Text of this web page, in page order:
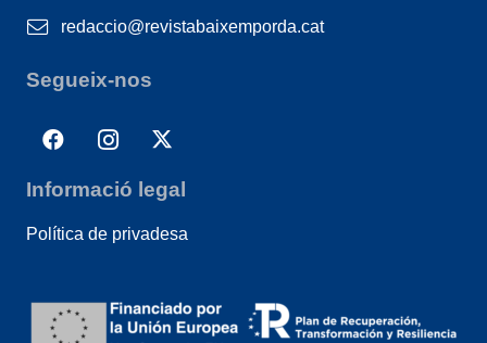
redaccio@revistabaixemporda.cat
Segueix-nos
Informació legal
Política de privadesa